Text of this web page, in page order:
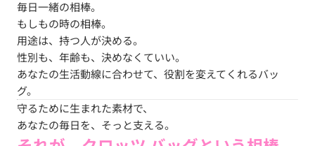
毎日一緒の相棒。
もしもの時の相棒。
用途は、持つ人が決める。
性別も、年齢も、決めなくていい。
あなたの生活動線に合わせて、役割を変えてくれるバッ
グ。
守るために生まれた素材で、
あなたの毎日を、そっと支える。